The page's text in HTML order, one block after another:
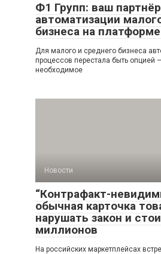
Ф1 Групп: ваш
автоматизации
бизнеса на
Для малого и среднего бизнеса
процессов перестала быть опцией
необходимое
Новости
“Контрафакт-
обычная карточка
нарушать закон и
миллионов
На российских маркетплейсах